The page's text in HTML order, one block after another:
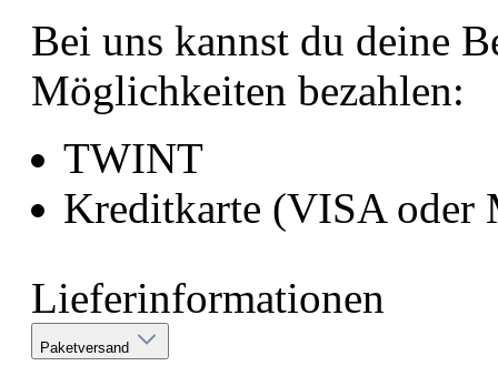
Bei uns kannst du deine
Möglichkeiten bezahlen:
TWINT
Kreditkarte (VISA oder
Lieferinformationen
Paketversand